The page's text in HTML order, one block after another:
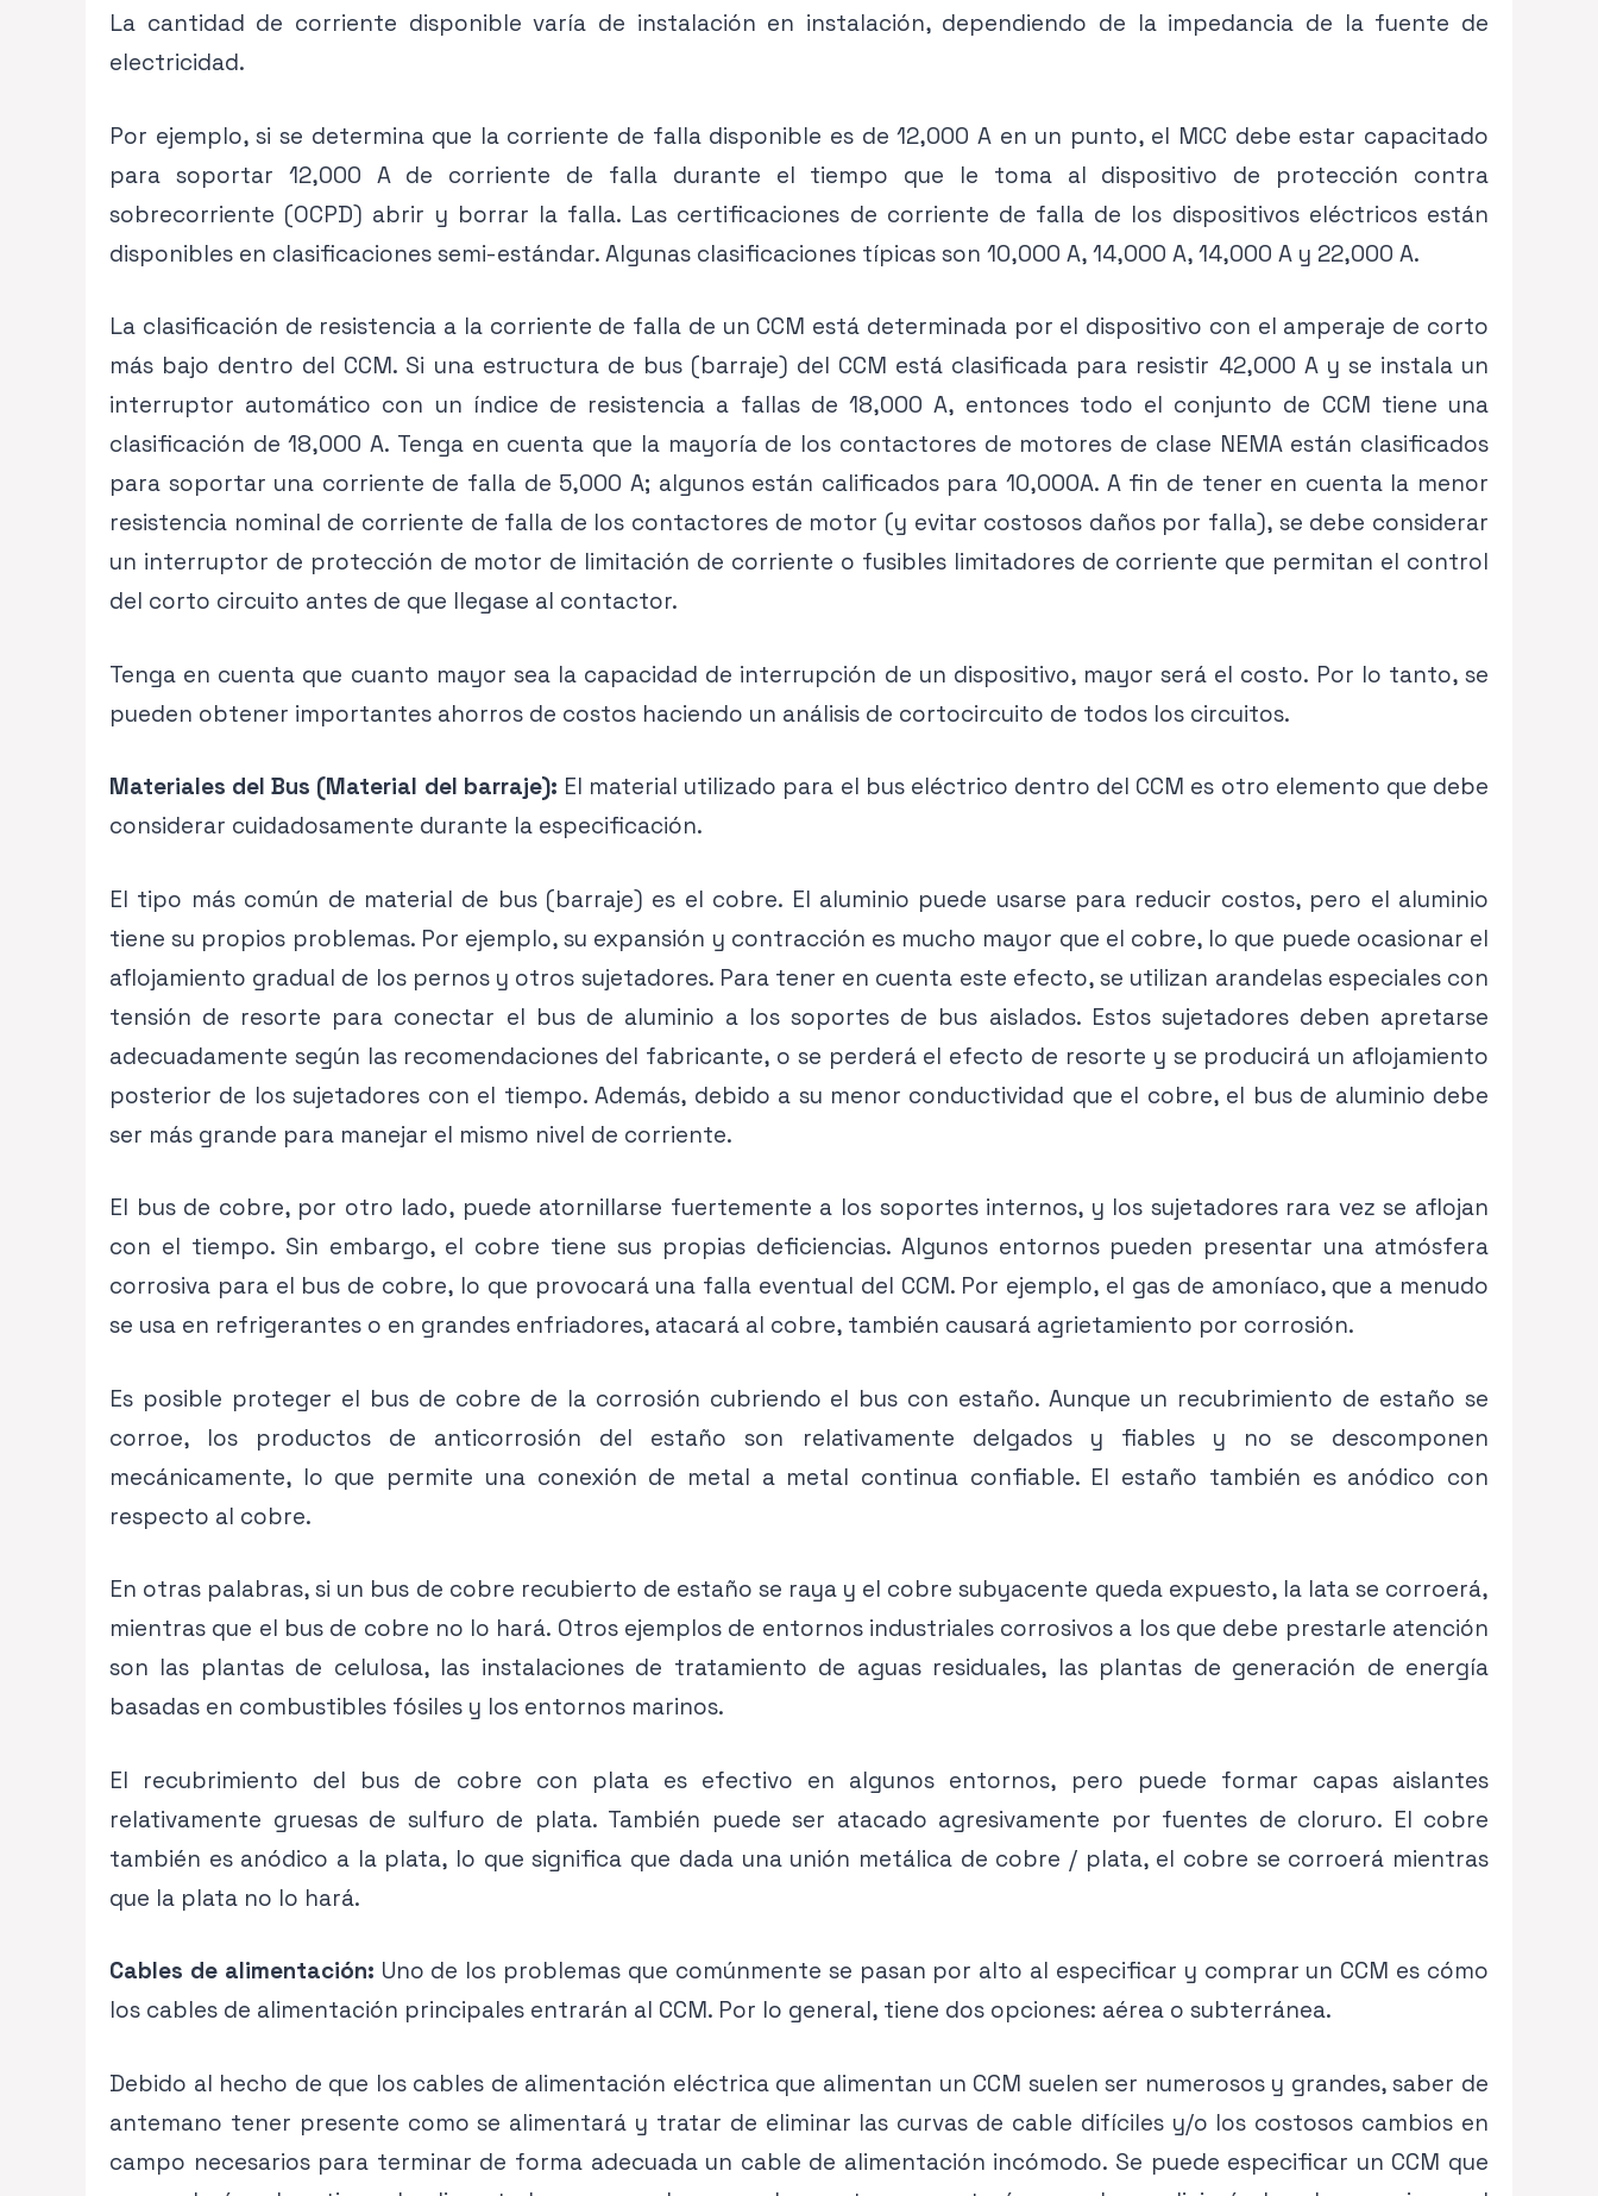
La cantidad de corriente disponible varía de instalación en instalación, dependiendo de la impedancia de la fuente de
electricidad.
Por ejemplo, si se determina que la corriente de falla disponible es de 12,000 A en un punto, el MCC debe estar capacitado
para soportar 12,000 A de corriente de falla durante el tiempo que le toma al dispositivo de protección contra
sobrecorriente (OCPD) abrir y borrar la falla. Las certificaciones de corriente de falla de los dispositivos eléctricos están
disponibles en clasificaciones semi-estándar. Algunas clasificaciones típicas son 10,000 A, 14,000 A, 14,000 A y 22,000 A.
La clasificación de resistencia a la corriente de falla de un CCM está determinada por el dispositivo con el amperaje de corto
más bajo dentro del CCM. Si una estructura de bus (barraje) del CCM está clasificada para resistir 42,000 A y se instala un
interruptor automático con un índice de resistencia a fallas de 18,000 A, entonces todo el conjunto de CCM tiene una
clasificación de 18,000 A. Tenga en cuenta que la mayoría de los contactores de motores de clase NEMA están clasificados
para soportar una corriente de falla de 5,000 A; algunos están calificados para 10,000A. A fin de tener en cuenta la menor
resistencia nominal de corriente de falla de los contactores de motor (y evitar costosos daños por falla), se debe considerar
un interruptor de protección de motor de limitación de corriente o fusibles limitadores de corriente que permitan el control
del corto circuito antes de que llegase al contactor.
Tenga en cuenta que cuanto mayor sea la capacidad de interrupción de un dispositivo, mayor será el costo. Por lo tanto, se
pueden obtener importantes ahorros de costos haciendo un análisis de cortocircuito de todos los circuitos.
Materiales del Bus (Material del barraje): El material utilizado para el bus eléctrico dentro del CCM es otro elemento que debe
considerar cuidadosamente durante la especificación.
El tipo más común de material de bus (barraje) es el cobre. El aluminio puede usarse para reducir costos, pero el aluminio
tiene su propios problemas. Por ejemplo, su expansión y contracción es mucho mayor que el cobre, lo que puede ocasionar el
aflojamiento gradual de los pernos y otros sujetadores. Para tener en cuenta este efecto, se utilizan arandelas especiales con
tensión de resorte para conectar el bus de aluminio a los soportes de bus aislados. Estos sujetadores deben apretarse
adecuadamente según las recomendaciones del fabricante, o se perderá el efecto de resorte y se producirá un aflojamiento
posterior de los sujetadores con el tiempo. Además, debido a su menor conductividad que el cobre, el bus de aluminio debe
ser más grande para manejar el mismo nivel de corriente.
El bus de cobre, por otro lado, puede atornillarse fuertemente a los soportes internos, y los sujetadores rara vez se aflojan
con el tiempo. Sin embargo, el cobre tiene sus propias deficiencias. Algunos entornos pueden presentar una atmósfera
corrosiva para el bus de cobre, lo que provocará una falla eventual del CCM. Por ejemplo, el gas de amoníaco, que a menudo
se usa en refrigerantes o en grandes enfriadores, atacará al cobre, también causará agrietamiento por corrosión.
Es posible proteger el bus de cobre de la corrosión cubriendo el bus con estaño. Aunque un recubrimiento de estaño se
corroe, los productos de anticorrosión del estaño son relativamente delgados y fiables y no se descomponen
mecánicamente, lo que permite una conexión de metal a metal continua confiable. El estaño también es anódico con
respecto al cobre.
En otras palabras, si un bus de cobre recubierto de estaño se raya y el cobre subyacente queda expuesto, la lata se corroerá,
mientras que el bus de cobre no lo hará. Otros ejemplos de entornos industriales corrosivos a los que debe prestarle atención
son las plantas de celulosa, las instalaciones de tratamiento de aguas residuales, las plantas de generación de energía
basadas en combustibles fósiles y los entornos marinos.
El recubrimiento del bus de cobre con plata es efectivo en algunos entornos, pero puede formar capas aislantes
relativamente gruesas de sulfuro de plata. También puede ser atacado agresivamente por fuentes de cloruro. El cobre
también es anódico a la plata, lo que significa que dada una unión metálica de cobre / plata, el cobre se corroerá mientras
que la plata no lo hará.
Cables de alimentación: Uno de los problemas que comúnmente se pasan por alto al especificar y comprar un CCM es cómo
los cables de alimentación principales entrarán al CCM. Por lo general, tiene dos opciones: aérea o subterránea.
Debido al hecho de que los cables de alimentación eléctrica que alimentan un CCM suelen ser numerosos y grandes, saber de
antemano tener presente como se alimentará y tratar de eliminar las curvas de cable difíciles y/o los costosos cambios en
campo necesarios para terminar de forma adecuada un cable de alimentación incómodo. Se puede especificar un CCM que